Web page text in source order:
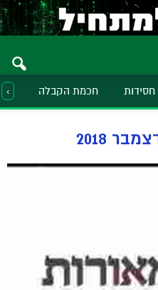
חסידות חכמת הקבלה ‹